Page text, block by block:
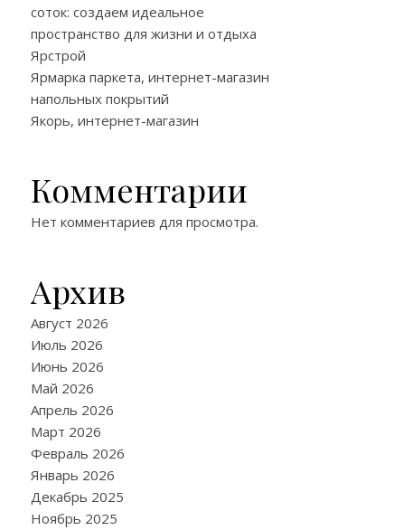
соток: создаем идеальное
пространство для жизни и отдыха
Ярстрой
Ярмарка паркета, интернет-магазин
напольных покрытий
Якорь, интернет-магазин
Комментарии
Нет комментариев для просмотра.
Архив
Август 2026
Июль 2026
Июнь 2026
Май 2026
Апрель 2026
Март 2026
Февраль 2026
Январь 2026
Декабрь 2025
Ноябрь 2025